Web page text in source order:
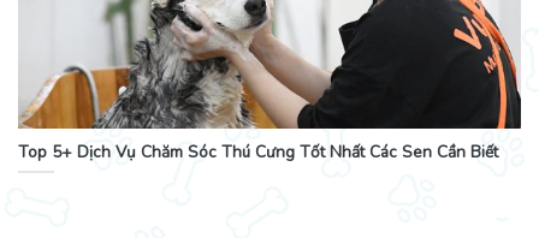
Top 5+ Dịch Vụ Chăm Sóc Thú Cưng Tốt Nhất Các Sen Cần Biết